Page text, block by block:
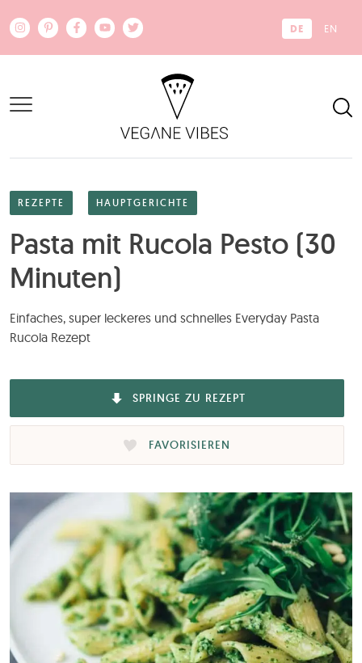
DE EN
REZEPTE HAUPTGERICHTE
Pasta mit Rucola Pesto (30
Minuten)
Einfaches, super leckeres und schnelles Everyday Pasta
Rucola Rezept
SPRINGE ZU REZEPT
FAVORISIEREN